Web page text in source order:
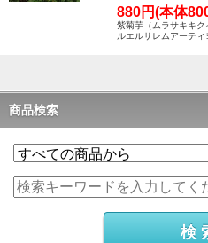
880円(本体
紫菊芋（ムラサキキ
ルエルサレムアーテ
商品検索